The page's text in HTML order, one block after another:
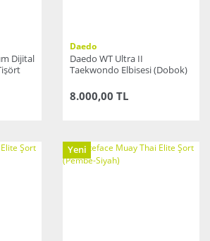
Dijital
Daedo
Daedo WT Ultra II
Taekwondo Elbisesi (Dobok)
8.000,00 TL
Yeni